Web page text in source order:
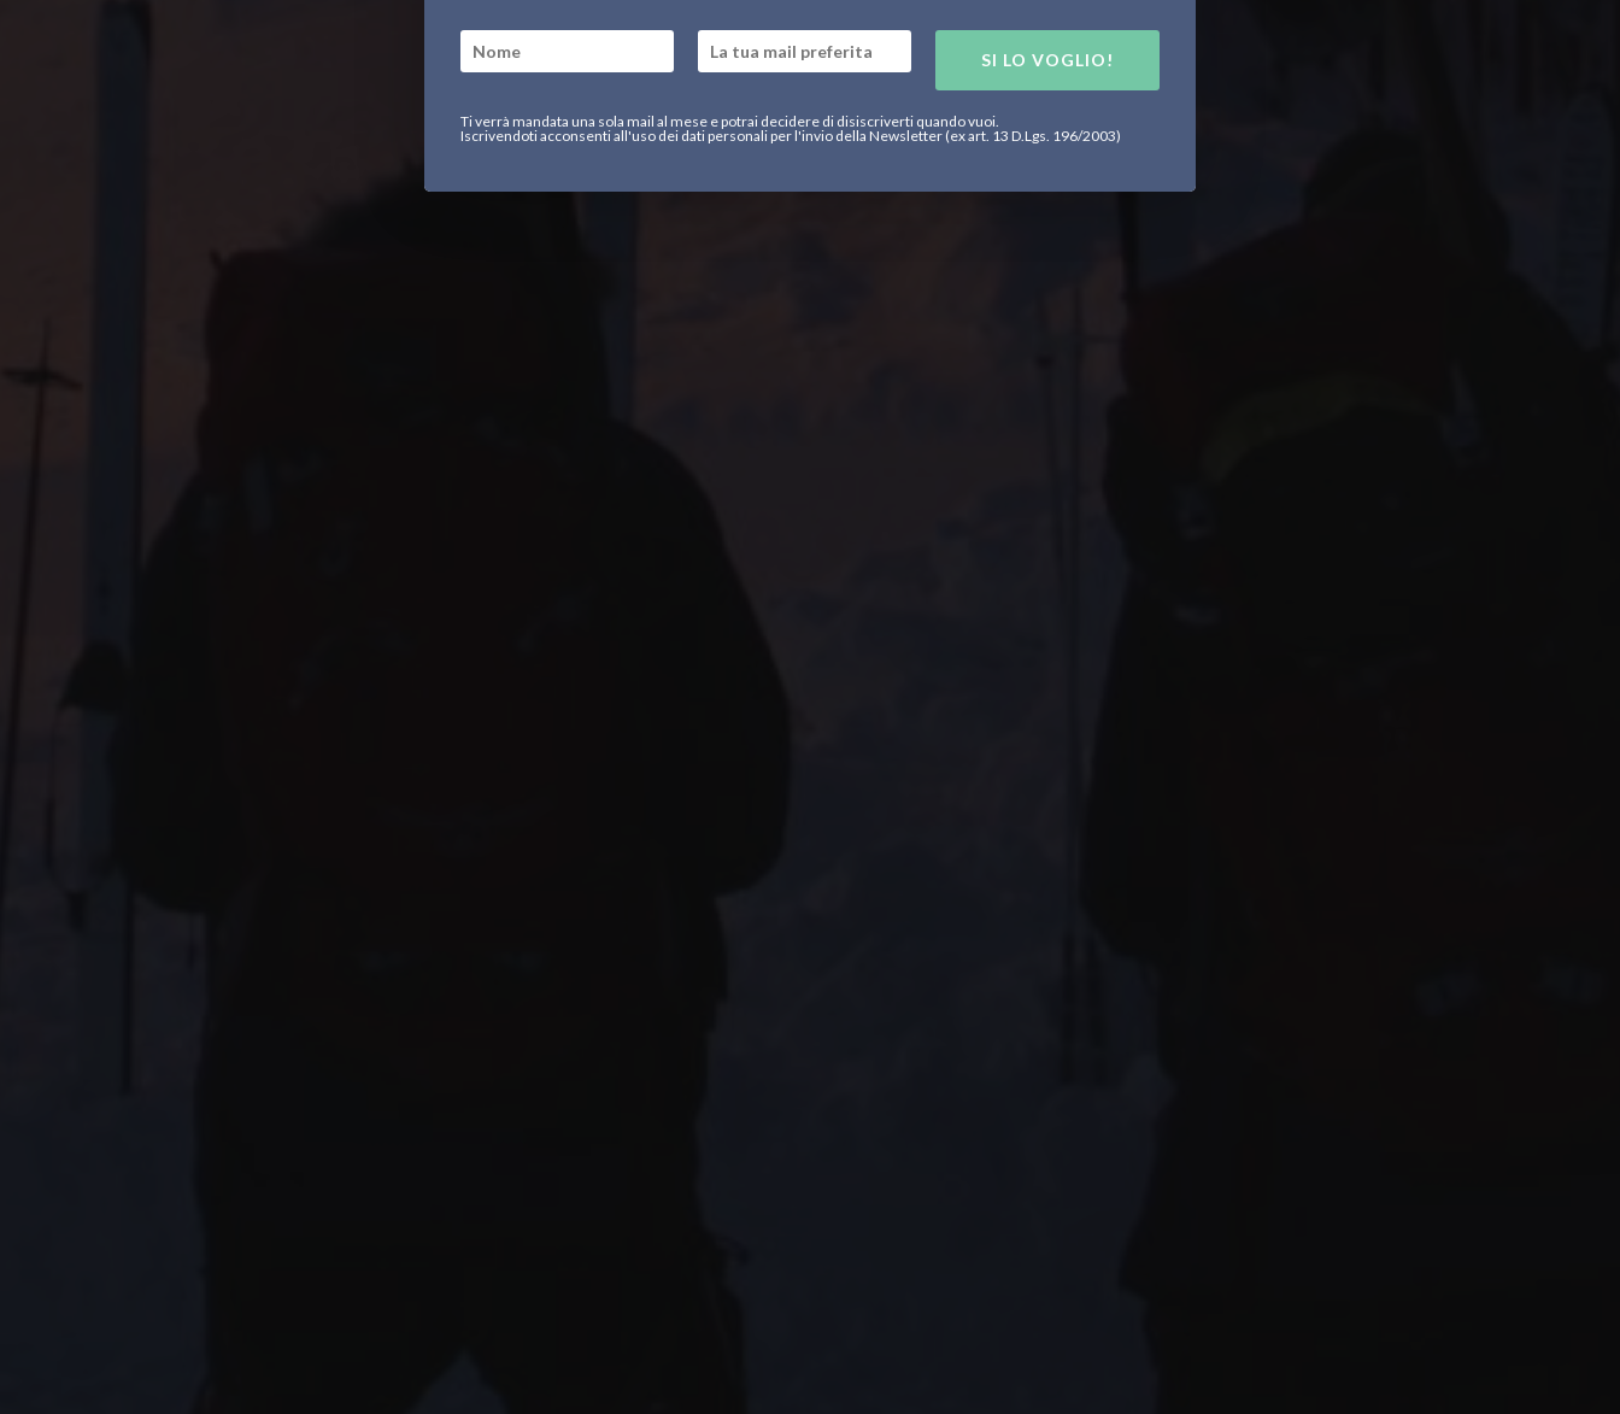
SI LO VOGLIO!
Ti verrà mandata una sola mail al mese e potrai decidere di disiscriverti quando vuoi.
Iscrivendoti acconsenti all'uso dei dati personali per l'invio della Newsletter (ex art. 13 D.Lgs. 196/2003)